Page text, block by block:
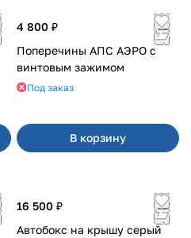
4 800 ₽
Поперечины АПС АЭРО с
винтовым зажимом
Под заказ
В корзину
16 500 ₽
Автобокс на крышу серый